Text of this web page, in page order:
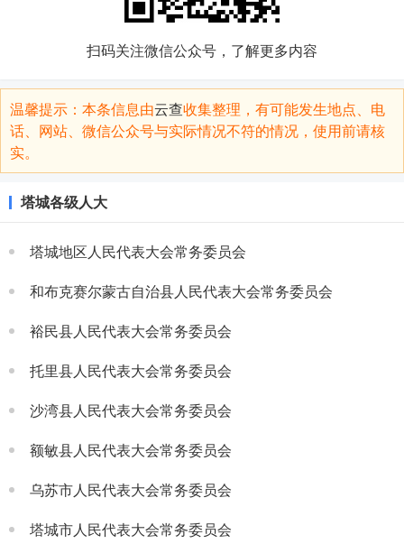
扫码关注微信公众号，了解更多内容
温馨提示：本条信息由云查收集整理，有可能发生地点、电
话、网站、微信公众号与实际情况不符的情况，使用前请核
实。
塔城各级人大
塔城地区人民代表大会常务委员会
和布克赛尔蒙古自治县人民代表大会常务委员会
裕民县人民代表大会常务委员会
托里县人民代表大会常务委员会
沙湾县人民代表大会常务委员会
额敏县人民代表大会常务委员会
乌苏市人民代表大会常务委员会
塔城市人民代表大会常务委员会